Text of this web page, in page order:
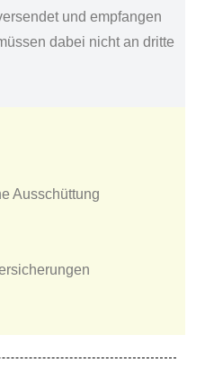
und empfangen
dabei nicht an dritte
Ausschüttung